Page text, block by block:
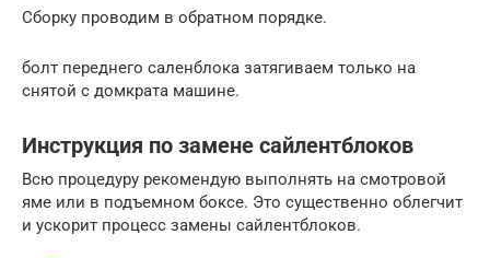
Сборку проводим в обратном порядке.
болт переднего саленблока затягиваем только на
снятой с домкрата машине.
Инструкция по замене сайлентблоков
Всю процедуру рекомендую выполнять на смотровой
яме или в подъемном боксе. Это существенно облегчит
и ускорит процесс замены сайлентблоков.